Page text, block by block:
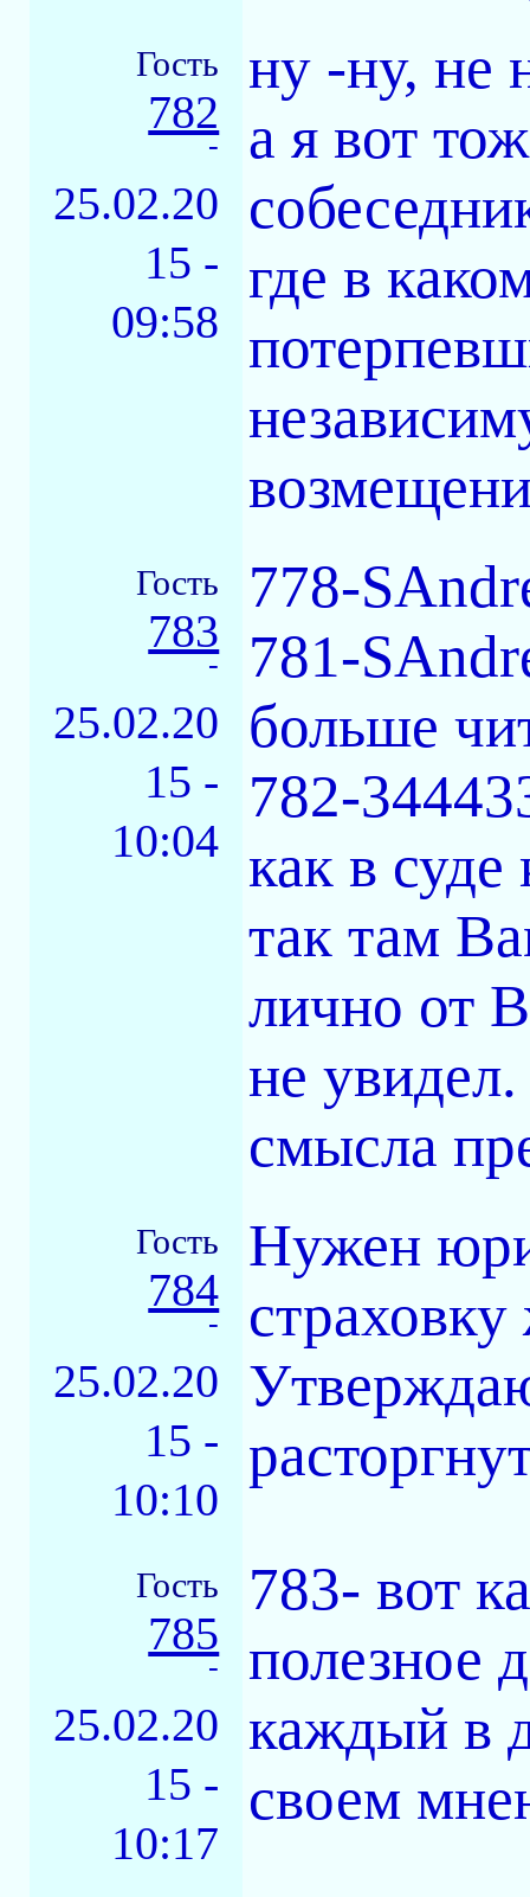
Гость
782
-
25.02.20
15 -
09:58
ну -ну, не
а я вот
где в
Гость
783
-
25.02.20
15 -
10:04
778-
781-
больше
782-
как в
так там
лично от
не
смысла
Гость
784
-
25.02.20
15 -
10:10
Нужен
Гость
785
-
25.02.20
15 -
10:17
783- вот
полезное
каждый в
своем